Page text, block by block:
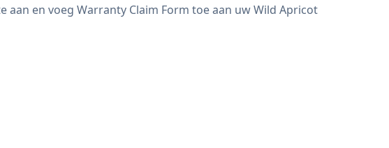
en voeg Warranty Claim Form toe aan uw Wild Apricot